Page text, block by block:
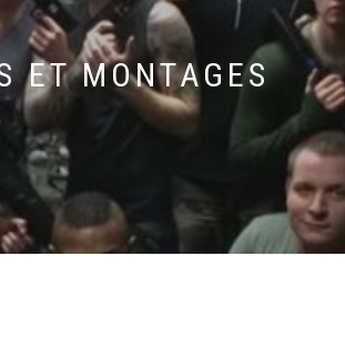
ET MONTAGES